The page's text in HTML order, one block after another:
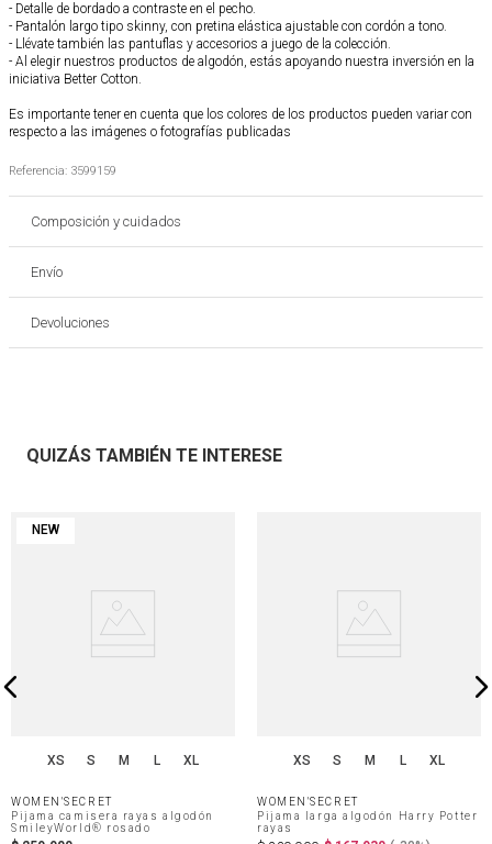
- Detalle de bordado a contraste en el pecho.
- Pantalón largo tipo skinny, con pretina elástica ajustable con cordón a tono.
- Llévate también las pantuflas y accesorios a juego de la colección.
- Al elegir nuestros productos de algodón, estás apoyando nuestra inversión en la
iniciativa Better Cotton.
Es importante tener en cuenta que los colores de los productos pueden variar con
respecto a las imágenes o fotografías publicadas
Referencia: 3599159
Composición y cuidados
Envío
Devoluciones
QUIZÁS TAMBIÉN TE INTERESE
NEW
XS S M L XL
WOMEN'SECRET
Pijama camisera rayas algodón
SmileyWorld® rosado
XS S M L XL
WOMEN'SECRET
Pijama larga algodón Harry Potter
rayas